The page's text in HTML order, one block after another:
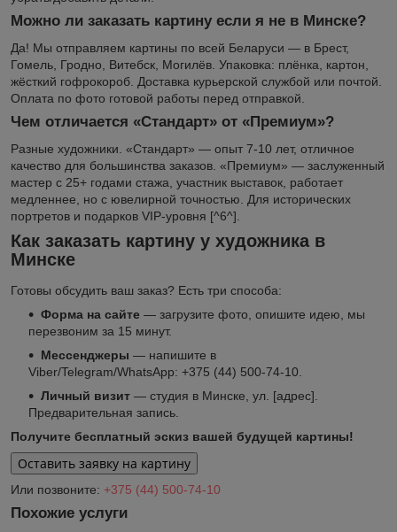
Можно ли заказать картину если я не в Минске?
Да! Мы отправляем картины по всей Беларуси — в Брест,
Гомель, Гродно, Витебск, Могилёв. Упаковка: плёнка, картон,
жёсткий гофрокороб. Доставка курьерской службой или почтой.
Оплата по фото готовой работы перед отправкой.
Чем отличается «Стандарт» от «Премиум»?
Разные художники. «Стандарт» — опыт 7-10 лет, отличное
качество для большинства заказов. «Премиум» — заслуженный
мастер с 25+ годами стажа, участник выставок, работает
медленнее, но с ювелирной точностью. Для исторических
портретов и подарков VIP-уровня [^6^].
Как заказать картину у художника в
Минске
Готовы обсудить ваш заказ? Есть три способа:
Форма на сайте — загрузите фото, опишите идею, мы
перезвоним за 15 минут.
Мессенджеры — напишите в
Viber/Telegram/WhatsApp: +375 (44) 500-74-10.
Личный визит — студия в Минске, ул. [адрес].
Предварительная запись.
Получите бесплатный эскиз вашей будущей картины!
Оставить заявку на картину
Или позвоните: +375 (44) 500-74-10
Похожие услуги